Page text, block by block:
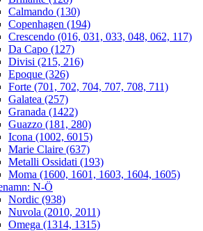
Calmando (130)
Copenhagen (194)
Crescendo (016, 031, 033, 048, 062, 117)
Da Capo (127)
Divisi (215, 216)
Epoque (326)
Forte (701, 702, 704, 707, 708, 711)
Galatea (257)
Granada (1422)
Guazzo (181, 280)
Icona (1002, 6015)
Marie Claire (637)
Metalli Ossidati (193)
Moma (1600, 1601, 1603, 1604, 1605)
N-Ö
Nordic (938)
Nuvola (2010, 2011)
Omega (1314, 1315)